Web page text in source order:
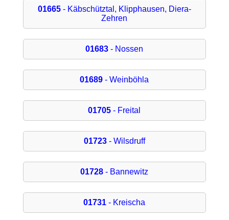
01665- Käbschütztal, Klipphausen, Diera-
Zehren
01683 - Nossen
01689 - Weinböhla
01705 - Freital
01723- Wilsdruff
01728 - Bannewitz
01731 - Kreischa